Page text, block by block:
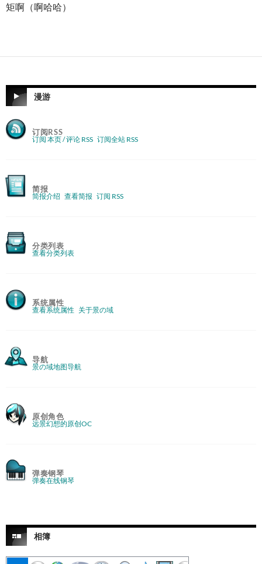
矩啊（啊哈哈）
漫游
订阅RSS
订阅 本页 / 评论 RSS 订阅全站 RSS
简报
简报介绍 查看简报 订阅 RSS
分类列表
查看分类列表
系统属性
查看系统属性 关于景の域
导航
景の域地图导航
原创角色
远景幻想的原创OC
弹奏钢琴
弹奏在线钢琴
相簿